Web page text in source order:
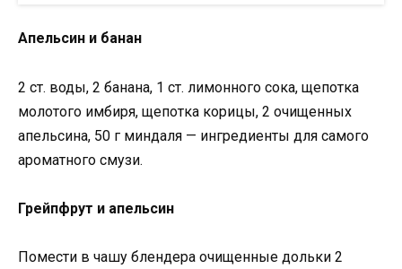
Апельсин и банан
2 ст. воды, 2 банана, 1 ст. лимонного сока, щепотка
молотого имбиря, щепотка корицы, 2 очищенных
апельсина, 50 г миндаля — ингредиенты для самого
ароматного смузи.
Грейпфрут и апельсин
Помести в чашу блендера очищенные дольки 2